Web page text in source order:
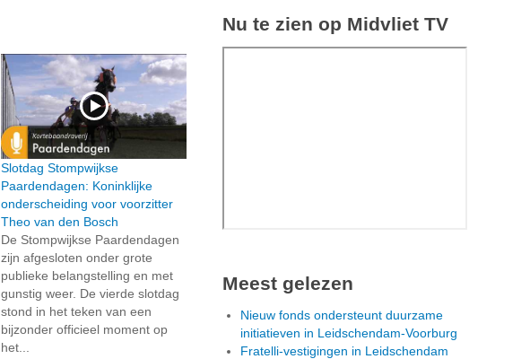
Slotdag Stompwijkse
Paardendagen: Koninklijke
onderscheiding voor voorzitter
Theo van den Bosch
De Stompwijkse Paardendagen
zijn afgesloten onder grote
publieke belangstelling en met
gunstig weer. De vierde slotdag
stond in het teken van een
bijzonder officieel moment op
het...
Nu te zien op Midvliet TV
Meest gelezen
Nieuw fonds ondersteunt duurzame
initiatieven in Leidschendam-Voorburg
Fratelli-vestigingen in Leidschendam